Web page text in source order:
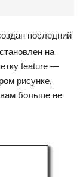
последний
на
feature —
рисунке,
больше не